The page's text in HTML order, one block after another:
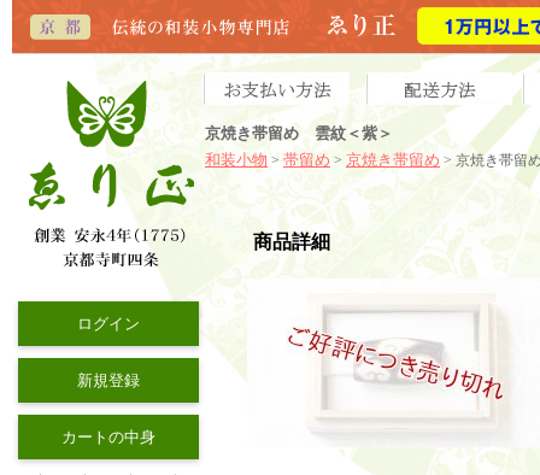
京焼き帯留め 雲紋＜紫＞
和装小物 > 帯留め > 京焼き帯留め > 京焼き帯留
ログイン
新規登録
カートの中身
商品詳細